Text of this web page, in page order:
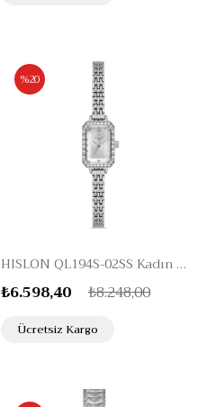
HISLON QL194S-02SS Kadın Kol Saati
₺6.598,40 ₺8.248,00
%20
Ücretsiz Kargo